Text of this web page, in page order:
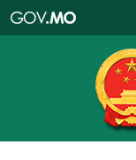
RAE
de
Macau